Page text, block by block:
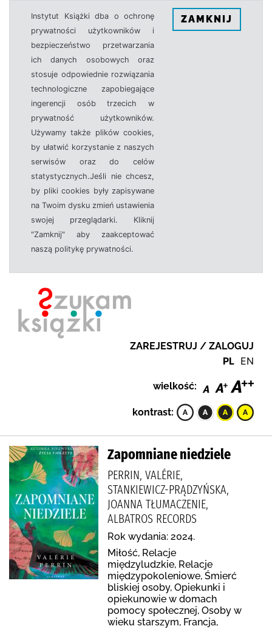
Instytut Książki dba o ochronę
prywatności użytkowników i
bezpieczeństwo przetwarzania
ich danych osobowych oraz
stosuje odpowiednie rozwiązania
technologiczne zapobiegające
ingerencji osób trzecich w
prywatność użytkowników.
Używamy także plików cookies,
by ułatwić korzystanie z naszych
serwisów oraz do celów
statystycznych.Jeśli nie chcesz,
by pliki cookies były zapisywane
na Twoim dysku zmień ustawienia
swojej przeglądarki. Kliknij
"Zamknij" aby zaakceptować
naszą politykę prywatności.
ZAMKNIJ
ZAREJESTRUJ / ZALOGUJ
PL EN
wielkość:
kontrast:
Zapomniane niedziele
PERRIN, VALÉRIE,
STANKIEWICZ-PRĄDZYŃSKA,
JOANNA TŁUMACZENIE,
ALBATROS RECORDS
Rok wydania: 2024.
Miłość, Relacje
międzyludzkie, Relacje
międzypokoleniowe, Śmierć
bliskiej osoby, Opiekunki i
opiekunowie w domach
pomocy społecznej, Osoby w
wieku starszym, Francja,